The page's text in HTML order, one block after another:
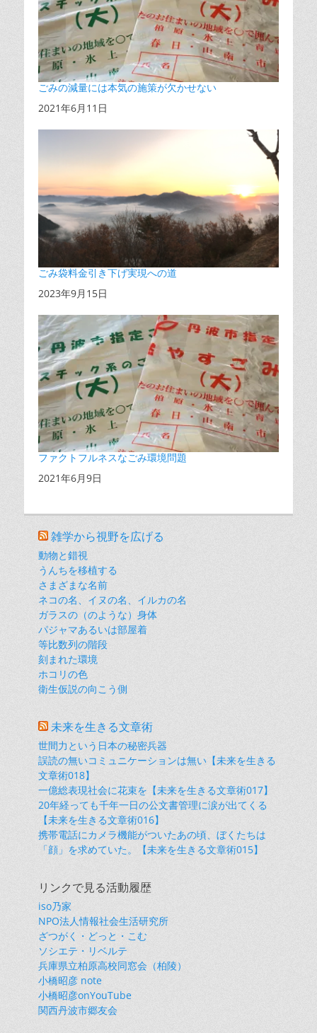
ごみの減量には本気の施策が欠かせない
日付
2021年6月11日
ごみ袋料金引き下げ実現への道
日付
2023年9月15日
ファクトフルネスなごみ環境問題
日付
2021年6月9日
雑学から視野を広げる
動物と錯視
うんちを移植する
さまざまな名前
ネコの名、イヌの名、イルカの名
ガラスの（のような）身体
パジャマあるいは部屋着
等比数列の階段
刻まれた環境
ホコリの色
衛生仮説の向こう側
未来を生きる文章術
世間力という日本の秘密兵器
誤読の無いコミュニケーションは無い【未来を生きる
文章術018】
一億総表現社会に花束を【未来を生きる文章術017】
20年経っても千年一日の公文書管理に涙が出てくる
【未来を生きる文章術016】
携帯電話にカメラ機能がついたあの頃、ぼくたちは
「顔」を求めていた。【未来を生きる文章術015】
リンクで見る活動履歴
iso乃家
NPO法人情報社会生活研究所
ざつがく・どっと・こむ
ソシエテ・リベルテ
兵庫県立柏原高校同窓会（柏陵）
小橋昭彦 note
小橋昭彦onYouTube
関西丹波市郷友会